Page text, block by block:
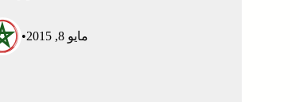
مايو 8, 2015 •